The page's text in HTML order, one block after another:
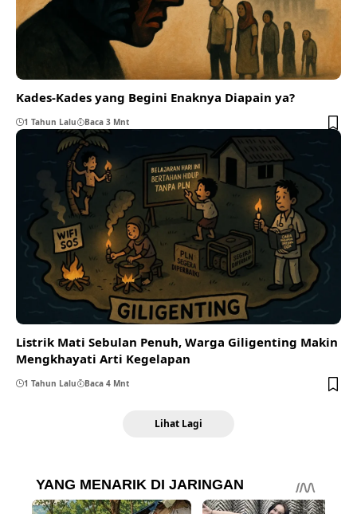
Kades-Kades yang Begini Enaknya Diapain ya?
1 Tahun Lalu Baca 3 Mnt
Listrik Mati Sebulan Penuh, Warga Giligenting Makin
Mengkhayati Arti Kegelapan
1 Tahun Lalu Baca 4 Mnt
Lihat Lagi